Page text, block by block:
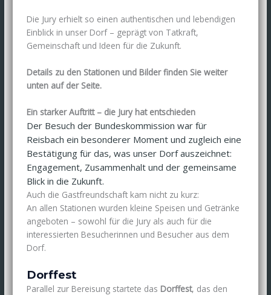
Die Jury erhielt so einen authentischen und lebendigen
Einblick in unser Dorf – geprägt von Tatkraft,
Gemeinschaft und Ideen für die Zukunft.
Details zu den Stationen und Bilder finden Sie weiter
unten auf der Seite.
Ein starker Auftritt – die Jury hat entschieden
Der Besuch der Bundeskommission war für
Reisbach ein besonderer Moment und zugleich eine
Bestätigung für das, was unser Dorf auszeichnet:
Engagement, Zusammenhalt und der gemeinsame
Blick in die Zukunft.
Auch die Gastfreundschaft kam nicht zu kurz:
An allen Stationen wurden kleine Speisen und Getränke
angeboten – sowohl für die Jury als auch für die
interessierten Besucherinnen und Besucher aus dem
Dorf.
Dorffest
Parallel zur Bereisung startete das Dorffest, das den